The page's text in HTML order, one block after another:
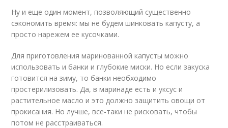
Ну и еще один момент, позволяющий существенно
сэкономить время: мы не будем шинковать капусту, а
просто нарежем ее кусочками.
Для приготовления маринованной капусты можно
использовать и банки и глубокие миски. Но если закуска
готовится на зиму, то банки необходимо
простерилизовать. Да, в маринаде есть и уксус и
растительное масло и это должно защитить овощи от
прокисания. Но лучше, все-таки не рисковать, чтобы
потом не расстраиваться.